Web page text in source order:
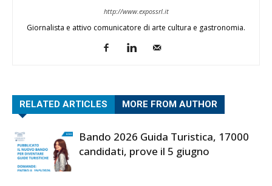
http://www.expossrl.it
Giornalista e attivo comunicatore di arte cultura e gastronomia.
RELATED ARTICLES MORE FROM AUTHOR
Bando 2026 Guida Turistica, 17000
candidati, prove il 5 giugno